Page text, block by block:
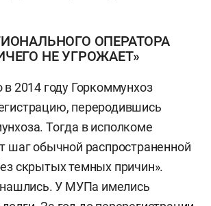
ОПЕРАТОРА
НЕ УГРОЖАЕТ»
2014 году Горкоммунхоз
переродившись
Тогда в исполкоме
шаг обычной распространенной
скрытых темных причин».
У МУПа имелись